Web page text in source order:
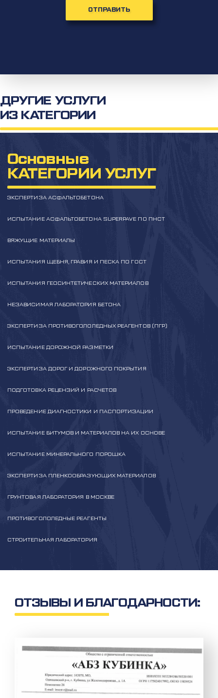
ОТПРАВИТЬ
ДРУГИЕ УСЛУГИ
ИЗ КАТЕГОРИИ
Основные
КАТЕГОРИИ УСЛУГ
ЭКСПЕРТИЗА АСФАЛЬТОБЕТОНА
ИСПЫТАНИЕ АСФАЛЬТОБЕТОНА SUPERPAVE ПО ПНСТ
ВЯЖУЩИЕ МАТЕРИАЛЫ
ИСПЫТАНИЯ ЩЕБНЯ, ГРАВИЯ И ПЕСКА ПО ГОСТ
ИСПЫТАНИЯ ГЕОСИНТЕТИЧЕСКИХ МАТЕРИАЛОВ
НЕЗАВИСИМАЯ ЛАБОРАТОРИЯ БЕТОНА
ЭКСПЕРТИЗА ПРОТИВОГОЛОЛЕДНЫХ РЕАГЕНТОВ (ПГР)
ИСПЫТАНИЕ ДОРОЖНОЙ РАЗМЕТКИ
ЭКСПЕРТИЗА ДОРОГ И ДОРОЖНОГО ПОКРЫТИЯ
ПОДГОТОВКА РЕЦЕНЗИЙ И РАСЧЕТОВ
ПРОВЕДЕНИЕ ДИАГНОСТИКИ И ПАСПОРТИЗАЦИИ
ИСПЫТАНИЕ БИТУМОВ И МАТЕРИАЛОВ НА ИХ ОСНОВЕ
ИСПЫТАНИЕ МИНЕРАЛЬНОГО ПОРОШКА
ЭКСПЕРТИЗА ПЛЕНКООБРАЗУЮЩИХ МАТЕРИАЛОВ
ГРУНТОВАЯ ЛАБОРАТОРИЯ В МОСКВЕ
ПРОТИВОГОЛОЛЕДНЫЕ РЕАГЕНТЫ
СТРОИТЕЛЬНАЯ ЛАБОРАТОРИЯ
ОТЗЫВЫ И БЛАГОДАРНОСТИ: